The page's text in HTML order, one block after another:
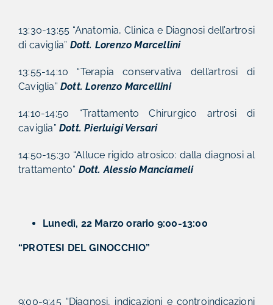
13:30-13:55 “Anatomia, Clinica e Diagnosi dell’artrosi
di caviglia” Dott. Lorenzo Marcellini
13:55-14:10 “Terapia conservativa dell’artrosi di
Caviglia” Dott. Lorenzo Marcellini
14:10-14:50 “Trattamento Chirurgico artrosi di
caviglia” Dott. Pierluigi Versari
14:50-15:30 “Alluce rigido atrosico: dalla diagnosi al
trattamento” Dott. Alessio Manciameli
Lunedì, 22 Marzo orario 9:00-13:00
“PROTESI DEL GINOCCHIO”
9:00-9:45 “Diagnosi, indicazioni e controindicazioni